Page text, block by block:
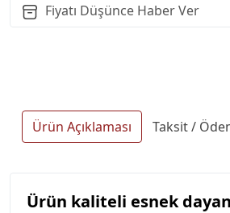
Fiyatı Düşünce Haber Ver
Ürün Açıklaması Taksit /
Ürün kaliteli esnek